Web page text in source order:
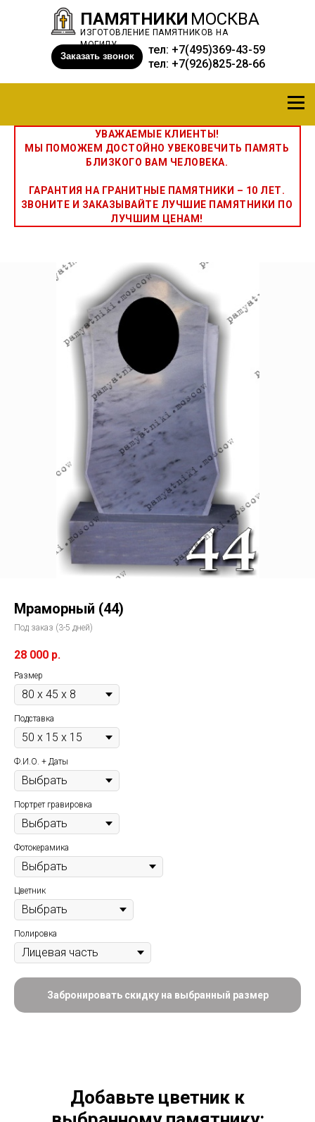
Заказать звонок тел: +7(495)369-43-59
тел: +7(926)825-28-66
ПАМЯТНИКИ МОСКВА
ИЗГОТОВЛЕНИЕ ПАМЯТНИКОВ НА
МОГИЛУ
УВАЖАЕМЫЕ КЛИЕНТЫ!
МЫ ПОМОЖЕМ ДОСТОЙНО УВЕКОВЕЧИТЬ ПАМЯТЬ
БЛИЗКОГО ВАМ ЧЕЛОВЕКА.
ГАРАНТИЯ НА ГРАНИТНЫЕ ПАМЯТНИКИ – 10 ЛЕТ.
ЗВОНИТЕ И ЗАКАЗЫВАЙТЕ ЛУЧШИЕ ПАМЯТНИКИ ПО
ЛУЧШИМ ЦЕНАМ!
Мраморный (44)
Под заказ (3-5 дней)
28 000 р.
Размер
Подставка
Ф.И.О. + Даты
Портрет гравировка
Фотокерамика
Цветник
Полировка
Забронировать скидку на выбранный размер
Добавьте цветник к